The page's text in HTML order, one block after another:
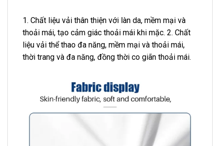
1. Chất liệu vải thân thiện với làn da, mềm mại và
thoải mái, tạo cảm giác thoải mái khi mặc. 2. Chất
liệu vải thể thao đa năng, mềm mại và thoải mái,
thời trang và đa năng, đồng thời co giãn thoải mái.